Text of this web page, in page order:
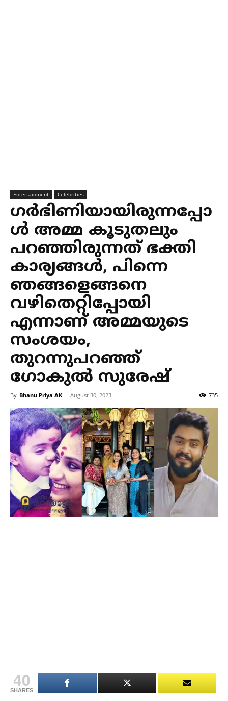
Entertainment Celebrities
ഗര്‍ഭിണിയായിരുന്നപ്പോ
ള്‍ അമ്മ കൂടുതലും
പറഞ്ഞിരുന്നത് ഭക്തി
കാര്യങ്ങള്‍, പിന്നെ
ഞങ്ങളെങ്ങനെ
വഴിതെറ്റിപ്പോയി
എന്നാണ് അമ്മയുടെ
സംശയം,
തുറന്നുപറഞ്ഞ്
ഗോകുല്‍ സുരേഷ്
By Bhanu Priya AK - August 30, 2023 735
40
SHARES